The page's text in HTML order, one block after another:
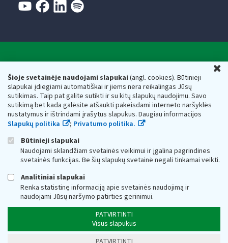
Šioje svetainėje naudojami slapukai(angl. cookies). Būtinieji
slapukai įdiegiami automatiškai ir jiems nėra reikalingas Jūsų
sutikimas. Taip pat galite sutikti ir su kitų slapukų naudojimu. Savo
sutikimą bet kada galėsite atšaukti pakeisdami interneto naršyklės
nustatymus ir ištrindami įrašytus slapukus. Daugiau informacijos
Slapukų politika
; Privatumo politika.
Būtinieji slapukai
Naudojami sklandžiam svetainės veikimui ir įgalina pagrindines
svetainės funkcijas. Be šių slapukų svetainė negali tinkamai veikti.
Analitiniai slapukai
Renka statistinę informaciją apie svetainės naudojimą ir
naudojami Jūsų naršymo patirties gerinimui.
PATVIRTINTI
Visus slapukus
Respublikos finansų ministerijos
Biudžetinė įstaiga. Juridinio asmens kodas — 188659752,
adresas: Vasario 16-osios g. 14, 01107 Vilnius, Lietuva, el.paštas:
vmi@vmi.lt, E. pristatymo dėžutės adresas 188659752
Duomenys apie Valstybinę mokesčių inspekciją prie Lietuvos
Respublikos finansų ministerijos kaupiami ir saugomi Juridinių